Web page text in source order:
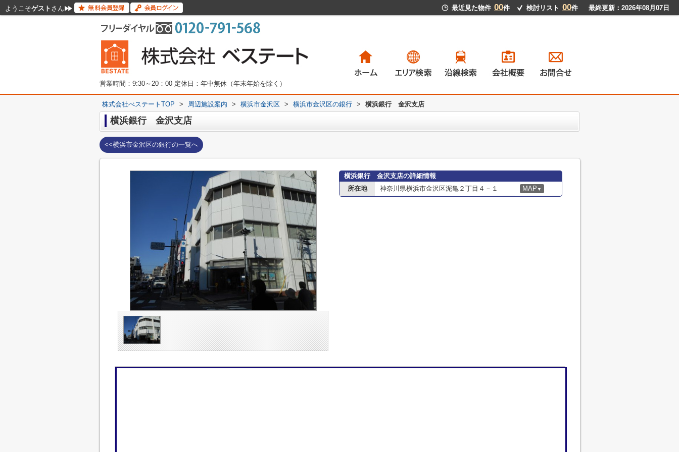
ようこそゲスト さん 最近見た物件 00件 検討リスト 00件 最終更新：2026年08月07日
一戸建て
マンション
土地
賃貸物件
営業時間：9:30～20：00 定休日：年中無休（年末年始を除く）
株式会社べステートTOP > 周辺施設案内 > 横浜市金沢区 > 横浜市金沢区の銀行 > 横浜銀行 金沢支店
横浜銀行 金沢支店
<<横浜市金沢区の銀行の一覧へ
横浜銀行 金沢支店の詳細情報
所在地
神奈川県横浜市金沢区泥亀２丁目４－１ MAP ▼